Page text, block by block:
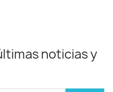
noticias y